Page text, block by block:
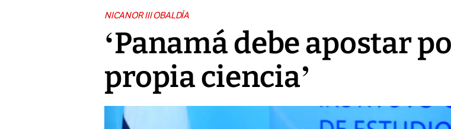
NICANOR III OBALDÍA
‘Panamá debe apostar
propia ciencia’